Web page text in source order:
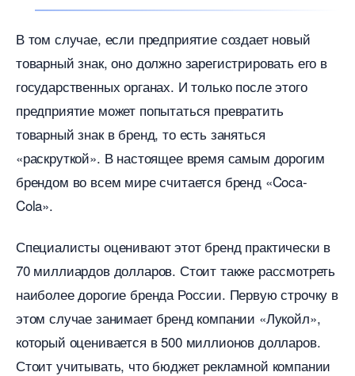
том случае, если предприятие создает новый
товарный знак, оно должно зарегистрировать его
осударственных органах. И только после этого
предприятие может попытаться превратить
товарный знак в бренд, то есть заняться
«раскруткой». В настоящее время самым дорогим
рендом во всем мире считается бренд «Coca-
Cola».
Специалисты оценивают этот бренд практически
70 миллиардов долларов. Стоит также рассмотреть
наиболее дорогие бренда России. Первую строчку
этом случае занимает бренд компании «Лукойл»,
который оценивается в 500 миллионов долларов.
Стоит учитывать, что бюджет рекламной компании